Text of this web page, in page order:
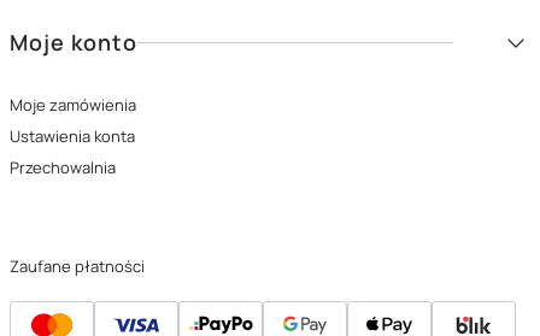
Moje konto
Moje zamówienia
Ustawienia konta
Przechowalnia
Zaufane płatności